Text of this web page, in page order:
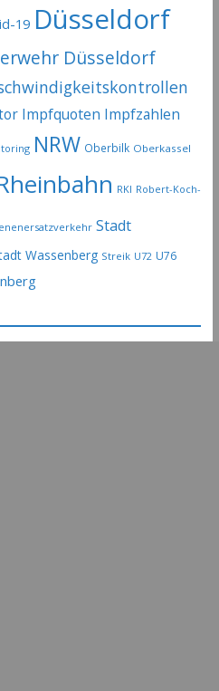
19 Düsseldorf
Düsseldorf
Impfquoten Impfzahlen
NRW Oberbilk Oberkassel
RKI Robert-Koch-
Stadt
Wassenberg Streik U72 U76